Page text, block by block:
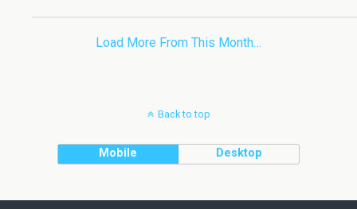
Load More From This Month…
Back to top
Mobile Desktop